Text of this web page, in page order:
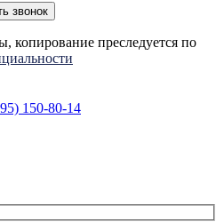
звонок
копирование преследуется по
150-80-14